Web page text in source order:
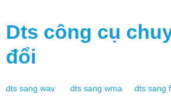
Dts công cụ
đổi
dts sang wav dts sang wma dts sang